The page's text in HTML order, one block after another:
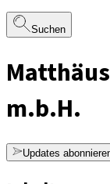
Suchen
m.b.H.
Updates